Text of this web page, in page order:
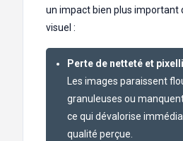
un impact bien plus important
visuel :
Perte de netteté et
Les images paraissent
granuleuses ou
ce qui dévalorise
qualité perçue.